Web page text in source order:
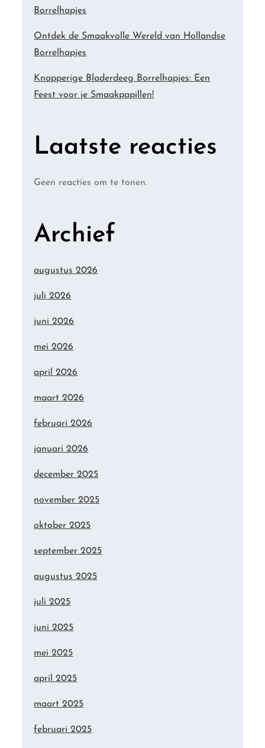
Borrelhapjes
Ontdek de Smaakvolle Wereld van Hollandse
Borrelhapjes
Knapperige Bladerdeeg Borrelhapjes: Een
Feest voor je Smaakpapillen!
Laatste reacties
Geen reacties om te tonen.
Archief
augustus 2026
juli 2026
juni 2026
mei 2026
april 2026
maart 2026
februari 2026
januari 2026
december 2025
november 2025
oktober 2025
september 2025
augustus 2025
juli 2025
juni 2025
mei 2025
april 2025
maart 2025
februari 2025